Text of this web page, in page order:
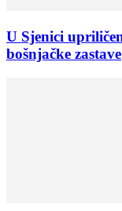
U Sjenici
bošnjačke zastave